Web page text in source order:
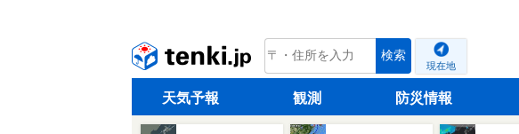
tenki.jp 検索
現在地
天気予報 観測 防災情報